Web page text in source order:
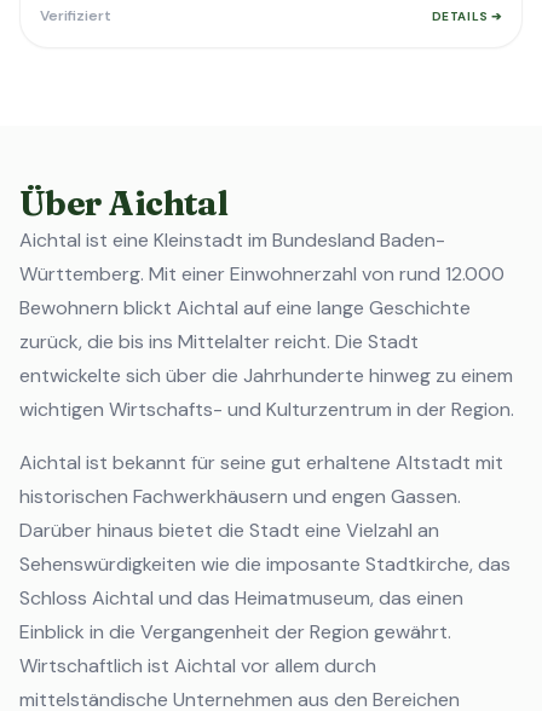
Verifiziert DETAILS ➔
Über Aichtal
Aichtal ist eine Kleinstadt im Bundesland Baden-
Württemberg. Mit einer Einwohnerzahl von rund 12.000
Bewohnern blickt Aichtal auf eine lange Geschichte
zurück, die bis ins Mittelalter reicht. Die Stadt
entwickelte sich über die Jahrhunderte hinweg zu einem
wichtigen Wirtschafts- und Kulturzentrum in der Region.
Aichtal ist bekannt für seine gut erhaltene Altstadt mit
historischen Fachwerkhäusern und engen Gassen.
Darüber hinaus bietet die Stadt eine Vielzahl an
Sehenswürdigkeiten wie die imposante Stadtkirche, das
Schloss Aichtal und das Heimatmuseum, das einen
Einblick in die Vergangenheit der Region gewährt.
Wirtschaftlich ist Aichtal vor allem durch
mittelständische Unternehmen aus den Bereichen